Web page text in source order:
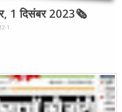
1 दिसंबर 2023🗞
1